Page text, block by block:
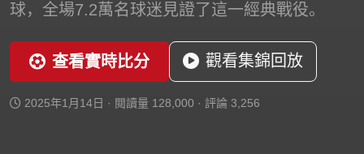
球，全場7.2萬名球迷見證了這一經典戰役。
查看實時比分 觀看集錦回放
2025年1月14日 · 閱讀量 128,000 · 評論 3,256